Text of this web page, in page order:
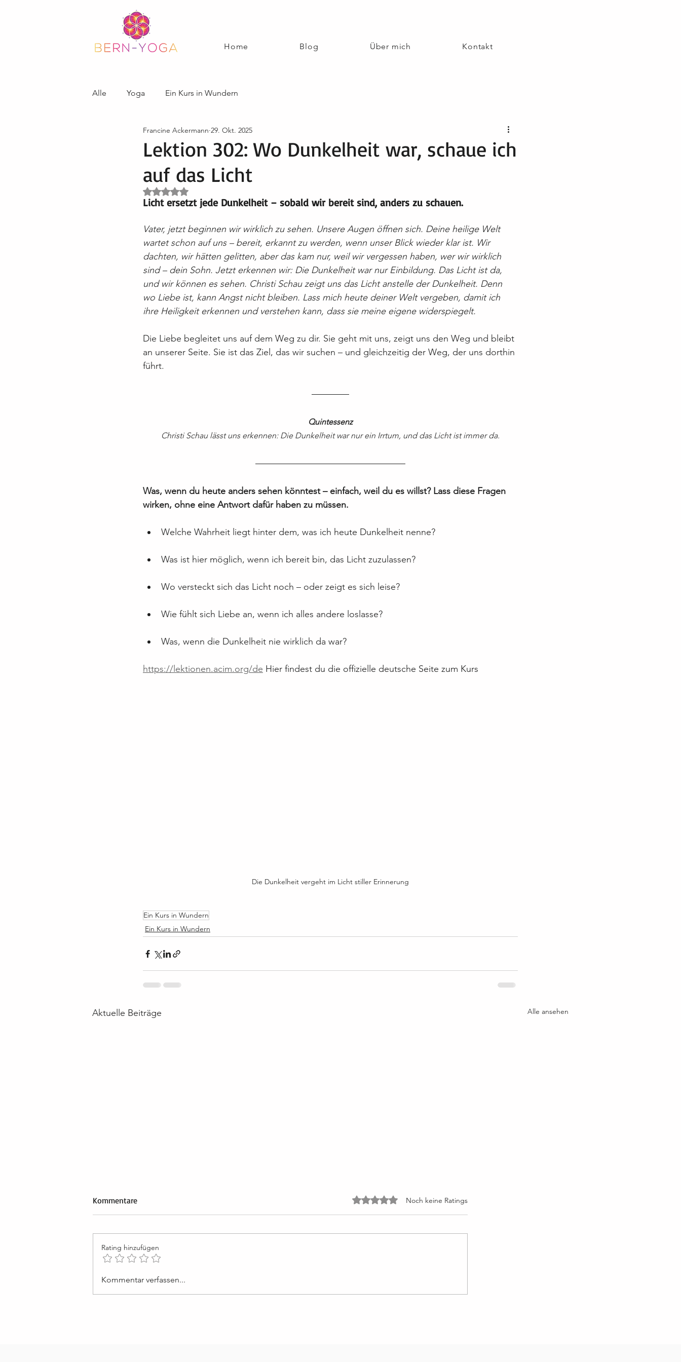
Home Blog Über mich Kontakt
Alle Yoga Ein Kurs in Wundern
Lektion 302: Wo Dunkelheit war, schaue ich
auf das Licht
Francine Ackermann 29. Okt. 2025
Mit NaN von 5 Sternen bewertet.
Licht ersetzt jede Dunkelheit – sobald wir bereit sind, anders zu schauen.
Vater, jetzt beginnen wir wirklich zu sehen. Unsere Augen öffnen sich. Deine heilige Welt
wartet schon auf uns – bereit, erkannt zu werden, wenn unser Blick wieder klar ist. Wir
dachten, wir hätten gelitten, aber das kam nur, weil wir vergessen haben, wer wir wirklich
sind – dein Sohn. Jetzt erkennen wir: Die Dunkelheit war nur Einbildung. Das Licht ist da,
und wir können es sehen. Christi Schau zeigt uns das Licht anstelle der Dunkelheit. Denn
wo Liebe ist, kann Angst nicht bleiben. Lass mich heute deiner Welt vergeben, damit ich
ihre Heiligkeit erkennen und verstehen kann, dass sie meine eigene widerspiegelt.
Die Liebe begleitet uns auf dem Weg zu dir. Sie geht mit uns, zeigt uns den Weg und bleibt
an unserer Seite. Sie ist das Ziel, das wir suchen – und gleichzeitig der Weg, der uns dorthin
führt.
Quintessenz
Christi Schau lässt uns erkennen: Die Dunkelheit war nur ein Irrtum, und das Licht ist immer da.
Was, wenn du heute anders sehen könntest – einfach, weil du es willst? Lass diese Fragen
wirken, ohne eine Antwort dafür haben zu müssen.
Welche Wahrheit liegt hinter dem, was ich heute Dunkelheit nenne?
Was ist hier möglich, wenn ich bereit bin, das Licht zuzulassen?
Wo versteckt sich das Licht noch – oder zeigt es sich leise?
Wie fühlt sich Liebe an, wenn ich alles andere loslasse?
Was, wenn die Dunkelheit nie wirklich da war?
https://lektionen.acim.org/de Hier findest du die offizielle deutsche Seite zum Kurs
Die Dunkelheit vergeht im Licht stiller Erinnerung
Ein Kurs in Wundern
Ein Kurs in Wundern
Aktuelle Beiträge Alle ansehen
Lektion 50: Ich werde von der
Kommentare Mit 0 von 5 Sternen bewertet.
Noch keine Ratings
Rating hinzufügen
Kommentar verfassen...